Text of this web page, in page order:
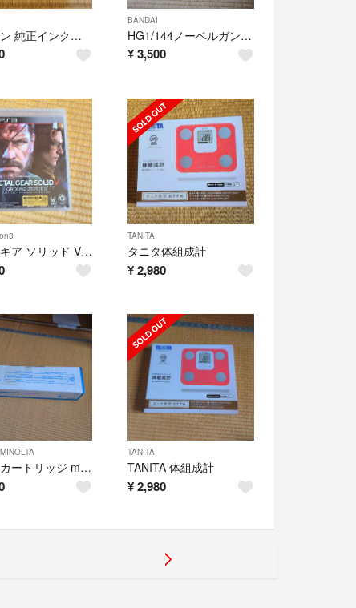
キヤノン 純正インクタンク BCI-371XL+370XL／6MPV(1コ入)
BANDAI
HG1/144ノーベルガンダム(バーサーカモード)
¥3,500
メタルギア ソリッド V グラウンド・ゼロズ PS3
TANITA
タニタ体組成計
¥2,980
トナーカートリッジ magicolor7400シリーズ シアン
TANITA
TANITA 体組成計
¥2,980